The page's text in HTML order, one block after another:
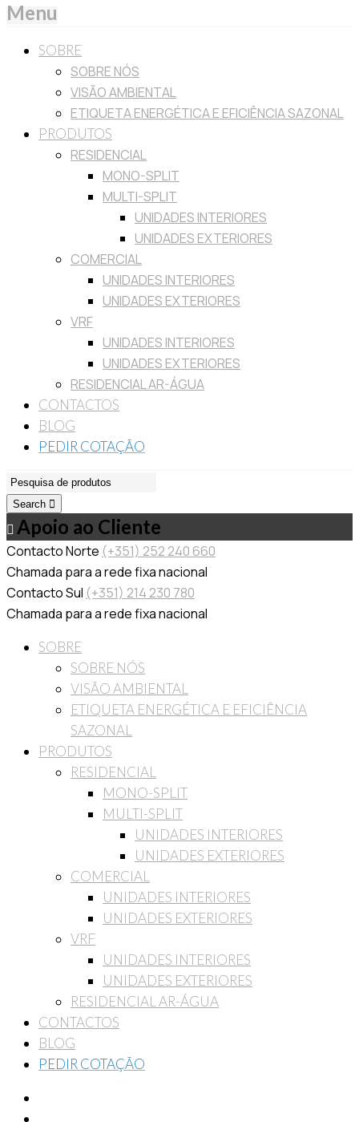
Menu
SOBRE
SOBRE NÓS
VISÃO AMBIENTAL
ETIQUETA ENERGÉTICA E EFICIÊNCIA SAZONAL
PRODUTOS
RESIDENCIAL
MONO-SPLIT
MULTI-SPLIT
UNIDADES INTERIORES
UNIDADES EXTERIORES
COMERCIAL
UNIDADES INTERIORES
UNIDADES EXTERIORES
VRF
UNIDADES INTERIORES
UNIDADES EXTERIORES
RESIDENCIAL AR-ÁGUA
CONTACTOS
BLOG
PEDIR COTAÇÃO
Search
Apoio ao Cliente
Contacto Norte (+351) 252 240 660
Chamada para a rede fixa nacional
Contacto Sul (+351) 214 230 780
Chamada para a rede fixa nacional
SOBRE
SOBRE NÓS
VISÃO AMBIENTAL
ETIQUETA ENERGÉTICA E EFICIÊNCIA
SAZONAL
PRODUTOS
RESIDENCIAL
MONO-SPLIT
MULTI-SPLIT
UNIDADES INTERIORES
UNIDADES EXTERIORES
COMERCIAL
UNIDADES INTERIORES
UNIDADES EXTERIORES
VRF
UNIDADES INTERIORES
UNIDADES EXTERIORES
RESIDENCIAL AR-ÁGUA
CONTACTOS
BLOG
PEDIR COTAÇÃO